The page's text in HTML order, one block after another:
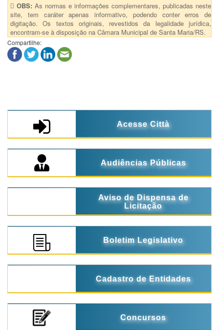
OBS: As normas e informações complementares, publicadas neste
site, tem caráter apenas informativo, podendo conter erros de
digitação. Os textos originais, revestidos da legalidade jurídica,
encontram-se à disposição na Câmara Municipal de Santa Maria/RS.
Compartilhe:
Acesse Città
Audiências Públicas
Aviso de Dispensa de
Licitação
Boletim Legislativo
Cadastro de Entidades
Concursos